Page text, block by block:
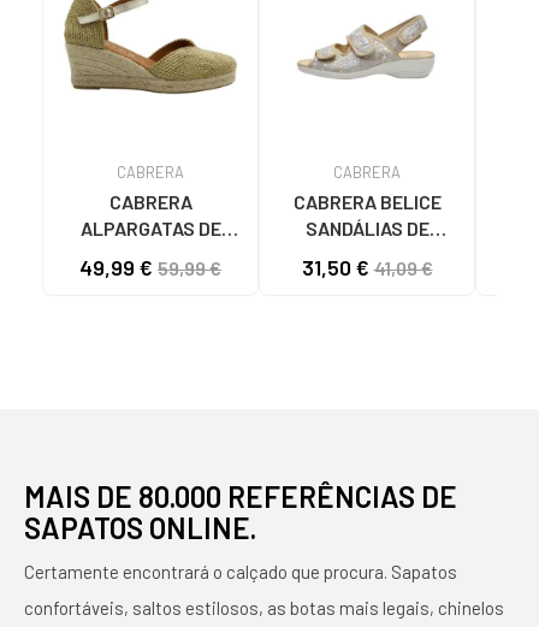
CABRERA
CABRERA
ALPARGATAS DE
REF 1176697 ORO
49,99 € 59,99 €
CABRERA
CABRERA BELICE
SANDÁLIAS DE
MULHER 080-5128
31,50 €41,09 €
MAIS DE 80.000 REFERÊNCIAS DE
SAPATOS ONLINE.
Certamente encontrará o calçado que procura. Sapatos
confortáveis, saltos estilosos, as botas mais legais, chinelos